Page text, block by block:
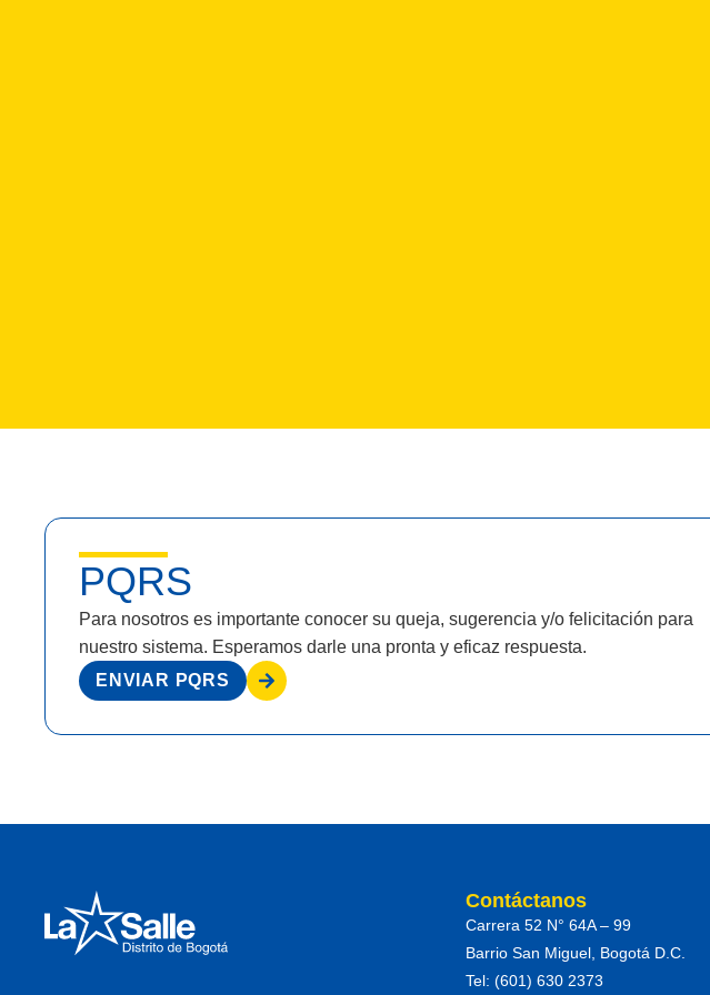
PQRS
Para nosotros es importante conocer su queja, sugerencia y/o felicitación para
nuestro sistema. Esperamos darle una pronta y eficaz respuesta.
ENVIAR PQRS
Contáctanos
Carrera 52 N° 64A – 99
Barrio San Miguel, Bogotá D.C.
Tel: (601) 630 2373